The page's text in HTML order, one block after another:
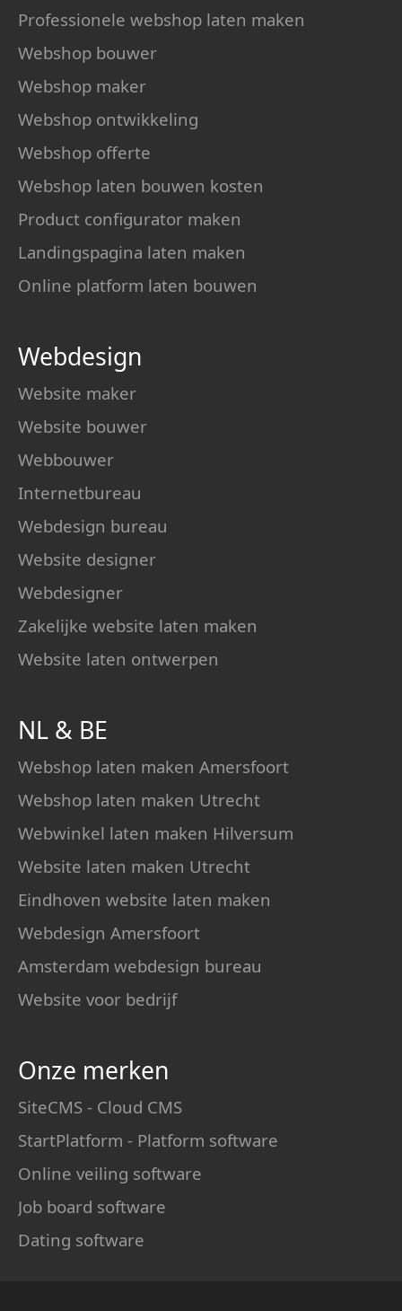
Professionele webshop laten maken
Webshop bouwer
Webshop maker
Webshop ontwikkeling
Webshop offerte
Webshop laten bouwen kosten
Product configurator maken
Landingspagina laten maken
Online platform laten bouwen
Webdesign
Website maker
Website bouwer
Webbouwer
Internetbureau
Webdesign bureau
Website designer
Webdesigner
Zakelijke website laten maken
Website laten ontwerpen
NL & BE
Webshop laten maken Amersfoort
Webshop laten maken Utrecht
Webwinkel laten maken Hilversum
Website laten maken Utrecht
Eindhoven website laten maken
Webdesign Amersfoort
Amsterdam webdesign bureau
Website voor bedrijf
Onze merken
SiteCMS - Cloud CMS
StartPlatform - Platform software
Online veiling software
Job board software
Dating software